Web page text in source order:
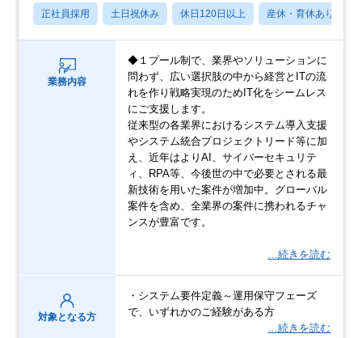
正社員採用 土日祝休み 休日120日以上 産休・育休あり
業務内容
◆１プール制で、業界やソリューションに
問わず、広い選択肢の中から経営とITの流
れを作り戦略実現のためIT化をシームレス
にご支援します。
従来型の各業界におけるシステム導入支援
やシステム統合プロジェクトリード等に加
え、近年はよりAI、サイバーセキュリテ
ィ、RPA等、今後世の中で必要とされる最
新技術を用いた案件が増加中。グローバル
案件を含め、全業界の案件に携われるチャ
ンスが豊富です。
…続きを読む
対象となる方
・システム要件定義～運用保守フェーズ
で、いずれかのご経験がある方
…続きを読む